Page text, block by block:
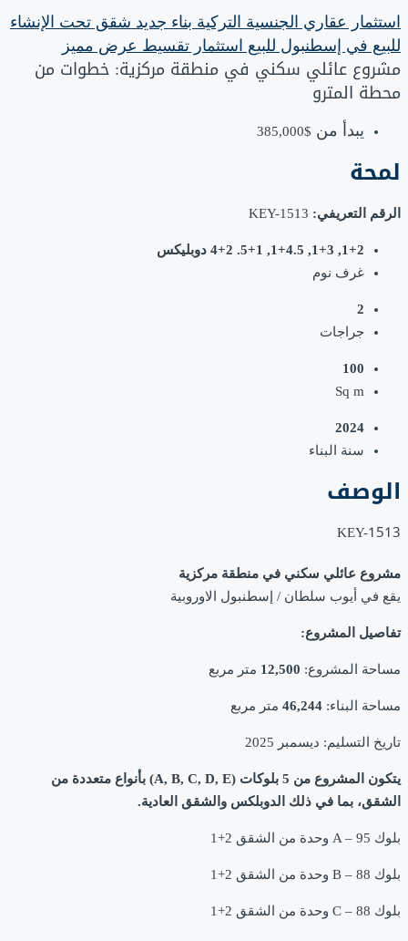
استثمار عقاري الجنسية التركية بناء جديد شقق تحت الإنشاء
للبيع في إسطنبول للبيع استثمار تقسيط عرض مميز
مشروع عائلي سكني في منطقة مركزية: خطوات من
محطة المترو
يبدأ من $385,000
لمحة
الرقم التعريفي:
1+2, 1+3, 1+4.5, 5+1. 4+2 دوبليكس
غرف نوم
2
جراجات
100
Sq m
2024
سنة البناء
الوصف
KEY-1513
مشروع عائلي سكني في منطقة مركزية
يقع في أيوب سلطان / إسطنبول الاوروبية
تفاصيل المشروع:
مساحة المشروع: 12,500 متر مربع
مساحة البناء: 46,244 متر مربع
تاريخ التسليم: ديسمبر 2025
يتكون المشروع من 5 بلوكات (A, B, C, D, E) بأنواع متعددة من
الشقق، بما في ذلك الدوبلكس والشقق العادية.
بلوك A – 95 وحدة من الشقق 2+1
بلوك B – 88 وحدة من الشقق 2+1
بلوك C – 88 وحدة من الشقق 2+1